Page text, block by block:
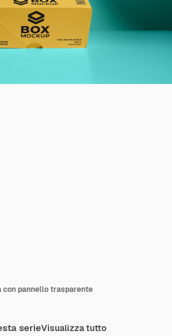
con pannello trasparente
serieVisualizza tutto